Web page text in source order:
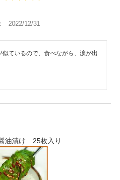
2022/12/31
ているので、食べながら、涙が出
油漬け 25枚入り